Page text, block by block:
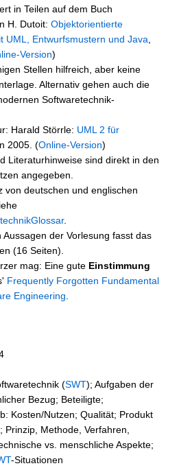
in Teilen auf dem Buch
H. Dutoit: Objektorientierte
UML, Entwurfsmustern und Java,
Version)
Stellen hilfreich, aber keine
Alternativ gehen auch die
Softwaretechnik-
Harald Störrle: UML 2 für
2005. (Online-Version)
Literaturhinweise sind direkt in den
angegeben.
von deutschen und englischen
.
Aussagen der Vorlesung fasst das
(16 Seiten).
mag: Eine gute Einstimmung
Frequently Forgotten Fundamental
Engineering.
(SWT); Aufgaben der
Bezug; Beteiligte;
Kosten/Nutzen; Qualität; Produkt
Prinzip, Methode, Verfahren,
vs. menschliche Aspekte;
-Situationen